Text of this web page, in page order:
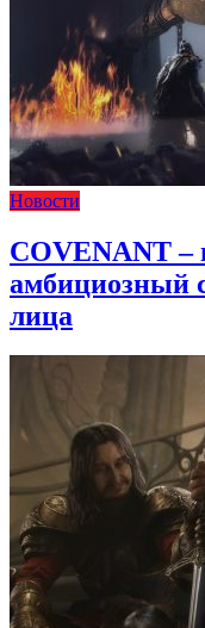
Новости
COVENANT –
амбициозный
лица